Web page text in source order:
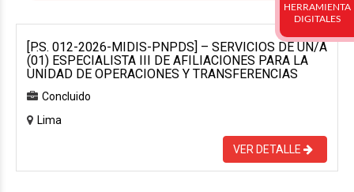
[P.S. 012-2026-MIDIS-PNPDS] – SERVICIOS DE UN/A
(01) ESPECIALISTA III DE AFILIACIONES PARA LA
UNIDAD DE OPERACIONES Y TRANSFERENCIAS
Concluido
Lima
VER DETALLE
HERRAMIENTA
DIGITALES